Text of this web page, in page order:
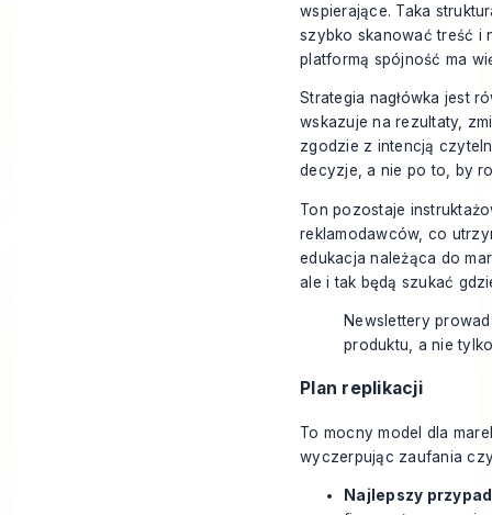
wspierające. Taka
szybko skanować treść i
platformą spójność ma
Strategia nagłówka jest
wskazuje na rezultaty,
zgodzie z intencją
decyzje, a nie po to, by
Ton pozostaje
reklamodawców, co
edukacja należąca do
ale i tak będą szukać
Newslettery
produktu, a nie
Plan replikacji
To mocny model dla
wyczerpując zaufania
Najlepszy